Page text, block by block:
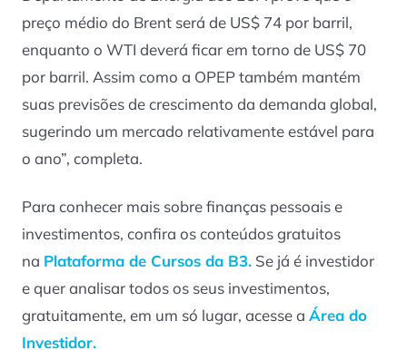
preço médio do Brent será de US$ 74 por barril,
enquanto o WTI deverá ficar em torno de US$ 70
por barril. Assim como a OPEP também mantém
suas previsões de crescimento da demanda global,
sugerindo um mercado relativamente estável para
o ano”, completa.
Para conhecer mais sobre finanças pessoais e
investimentos, confira os conteúdos gratuitos
na Plataforma de Cursos da B3. Se já é investidor
e quer analisar todos os seus investimentos,
gratuitamente, em um só lugar, acesse a Área do
Investidor.